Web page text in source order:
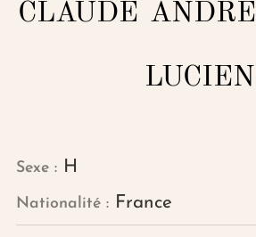
CLAUDE ANDRE
LUCIEN
Sexe H
Nationalité France